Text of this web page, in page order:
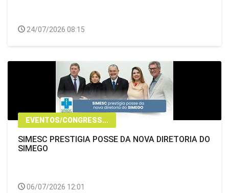
24/07/2026 08:15
EVENTOS/CONGRESS...
SIMESC PRESTIGIA POSSE DA NOVA DIRETORIA DO
SIMEGO
06/07/2026 12:01